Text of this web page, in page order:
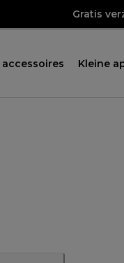
Gratis
Kleine